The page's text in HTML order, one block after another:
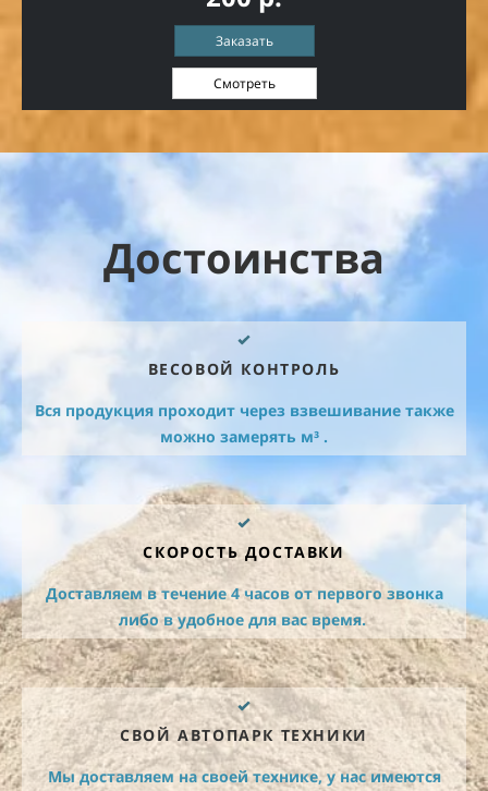
Заказать
Смотреть
Достоинства
ВЕСОВОЙ КОНТРОЛЬ
Вся продукция проходит через взвешивание также
можно замерять м³ .
СКОРОСТЬ ДОСТАВКИ
Доставляем в течение 4 часов от первого звонка
либо в удобное для вас время.
СВОЙ АВТОПАРК ТЕХНИКИ
Мы доставляем на своей технике, у нас имеются